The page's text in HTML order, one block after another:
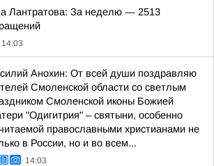
Лантратова: За неделю — 2513
14:03
Анохин: От всей души поздравляю
Смоленской области со светлым
Смоленской иконы Божией
"Одигитрия" – святыни, особенно
православными христианами не
в России, но и во всем...
14:03